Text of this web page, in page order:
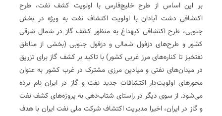
بر این اساس از طرح خلیج‌فارس با اولویت کشف نفت، طرح
اکتشافی دشت آبادان با اولویت اکتشاف نفت به ویژه در بخش
جنوبی، طرح اکتشافی کپه‎داغ به منظور کشف گاز در شمال شرقی
کشور و طرح‌های دزفول شمالی و دزفول جنوبی (بخشی از مناطق
نفتخیز تا کناره‌های مرز غربی کشور) با تاکید بر کشف گاز برای تزریق
در میدان‌های نفتی و میادین مرزی مشترک در غرب کشور به عنوان
محورهای اولویت‌دار اکتشافات جدید نفت و گاز در ایران نام برده
می‌شود. از سوی دیگر در راستای شتاب‌دهی به پروژه‌های کشف نفت
و گاز در ایران، اخیرا مدیریت اکتشاف شرکت ملی نفت ایران با هدف